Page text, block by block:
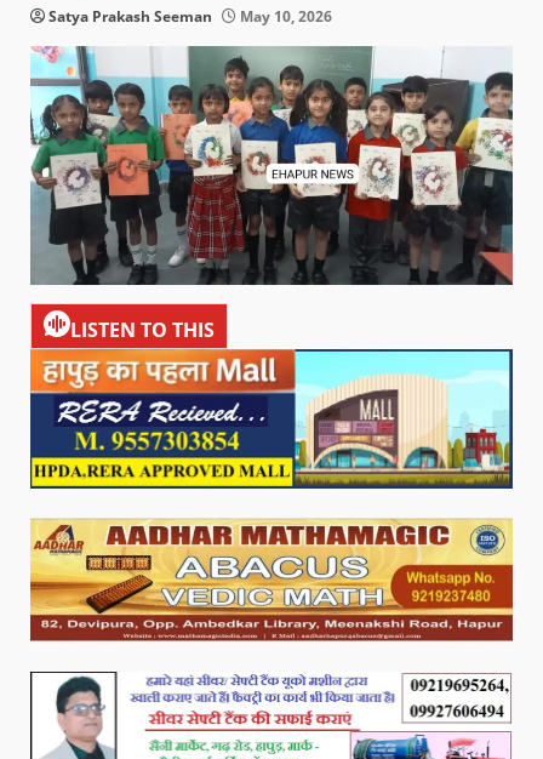
Satya Prakash Seeman May 10, 2026
LISTEN TO THIS